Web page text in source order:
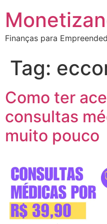
Finanças para
Tag:
Como ter
consultas
muito pouco